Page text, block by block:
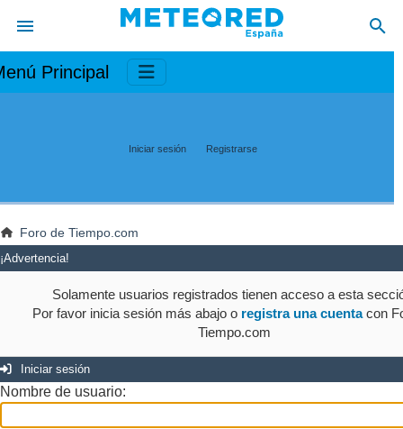
Principal
Iniciar sesión Registrarse
Foro de Tiempo.com
¡Advertencia!
Solamente usuarios registrados tienen acceso a esta
Por favor inicia sesión más abajo o registra una cuentacon
Tiempo.com
Iniciar sesión
Nombre de usuario: